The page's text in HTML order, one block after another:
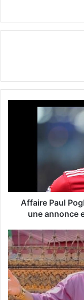
Affaire Paul
une annonce